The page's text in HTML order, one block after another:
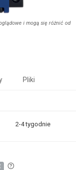
i mogą się różnić od
Pliki
2-4 tygodnie